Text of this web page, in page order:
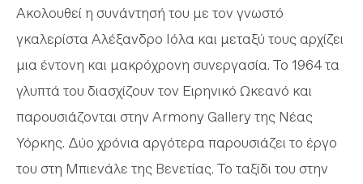
Ακολουθεί η συνάντησή του με τον γνωστό
γκαλερίστα Αλέξανδρο Ιόλα και μεταξύ τους αρχίζει
μια έντονη και μακρόχρονη συνεργασία. Το 1964 τα
γλυπτά του διασχίζουν τον Ειρηνικό Ωκεανό και
παρουσιάζονται στην Armony Gallery της Νέας
Υόρκης. Δύο χρόνια αργότερα παρουσιάζει το έργο
του στη Μπιενάλε της Βενετίας. Το ταξίδι του στην